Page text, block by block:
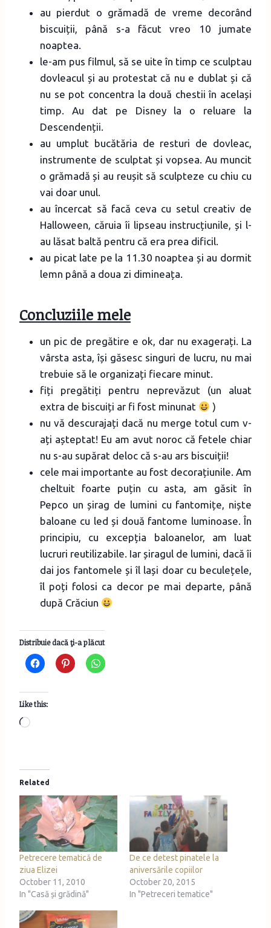
au pierdut o grămadă de vreme decorând
biscuiții, până s-a făcut vreo 10 jumate
noaptea.
le-am pus filmul, să se uite în timp ce sculptau
dovleacul și au protestat că nu e dublat și că
nu se pot concentra la două chestii în același
timp. Au dat pe Disney la o reluare la
Descendenții.
au umplut bucătăria de resturi de dovleac,
instrumente de sculptat și vopsea. Au muncit
o grămadă și au reușit să sculpteze cu chiu cu
vai doar unul.
au încercat să facă ceva cu setul creativ de
Halloween, căruia îi lipseau instrucțiunile, și l-
au lăsat baltă pentru că era prea dificil.
au picat late pe la 11.30 noaptea și au dormit
lemn până a doua zi dimineața.
Concluziile mele
un pic de pregătire e ok, dar nu exagerați. La
vârsta asta, își găsesc singuri de lucru, nu mai
trebuie să le organizați fiecare minut.
fiți pregătiți pentru neprevăzut (un aluat
extra de biscuiți ar fi fost minunat
)
nu vă descurajați dacă nu merge totul cum v-
ați așteptat! Eu am avut noroc că fetele chiar
nu s-au supărat deloc că s-au ars biscuiții!
cele mai importante au fost decorațiunile. Am
cheltuit foarte puțin cu asta, am găsit în
Pepco un șirag de lumini cu fantomițe, niște
baloane cu led și două fantome luminoase. În
principiu, cu excepția baloanelor, am luat
lucruri reutilizabile. Iar șiragul de lumini, dacă îi
dai jos fantomele și îl lași doar cu beculețele,
îl poți folosi ca decor pe mai departe, până
după Crăciun
Distribuie dacă ţi-a plăcut
Like this:
L
d
i
n
g
…
Related
Petrecere tematică de
ziua Elizei
October 11, 2010
In "Casă și grădină"
De ce detest pinatele la
aniversările copiilor
October 20, 2015
In "Petreceri tematice"